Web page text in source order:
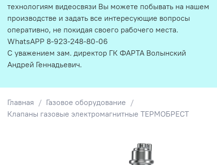
Главная
Газовое оборудование
Клапаны газовые электромагнитные ТЕРМОБРЕСТ
технологиям видеосвязи Вы можете побывать на нашем
производстве и задать все интересующие вопросы
оперативно, не покидая своего рабочего места.
WhatsAPP 8-923-248-80-06
С уважением зам. директор ГК ФАРТА Волынский
Андрей Геннадьевич.